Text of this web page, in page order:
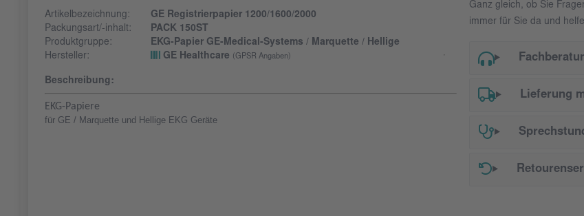
Artikelbezeichnung:
GE Registrierpapier 1200/1600/2000
Packungsart/-inhalt:
PACK 150ST
Produktgruppe:
EKG-Papier GE-Medical-Systems / Marquette / Hellige
Hersteller:
GE Healthcare (GPSR Angaben)
Beschreibung:
EKG-Papiere
für GE / Marquette und Hellige EKG Geräte
Ganz gleich, ob Sie
immer für Sie da und
Lieferung